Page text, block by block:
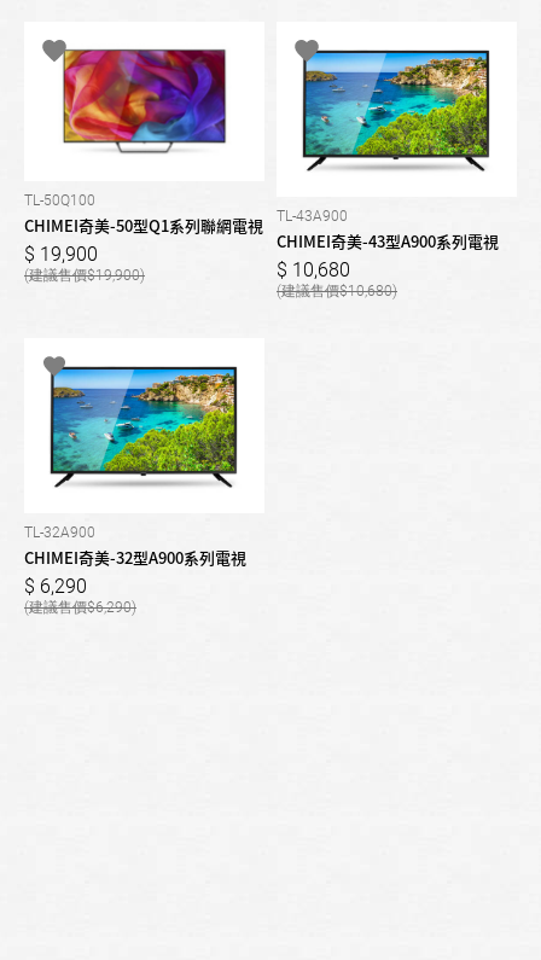
TL-50Q100
CHIMEI奇美-50型Q1系列聯網電視
19,900
19,900
TL-43A900
CHIMEI奇美-43型A900系列電視
10,680
10,680
TL-32A900
CHIMEI奇美-32型A900系列電視
6,290
6,290